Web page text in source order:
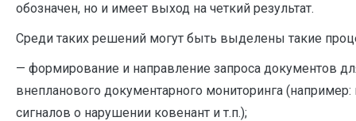
обозначен, но и имеет выход на четкий результат.
Среди таких решений могут быть выделены такие
— формирование и направление запроса документов
внепланового документарного мониторинга
сигналов о нарушении ковенант и т.п.);